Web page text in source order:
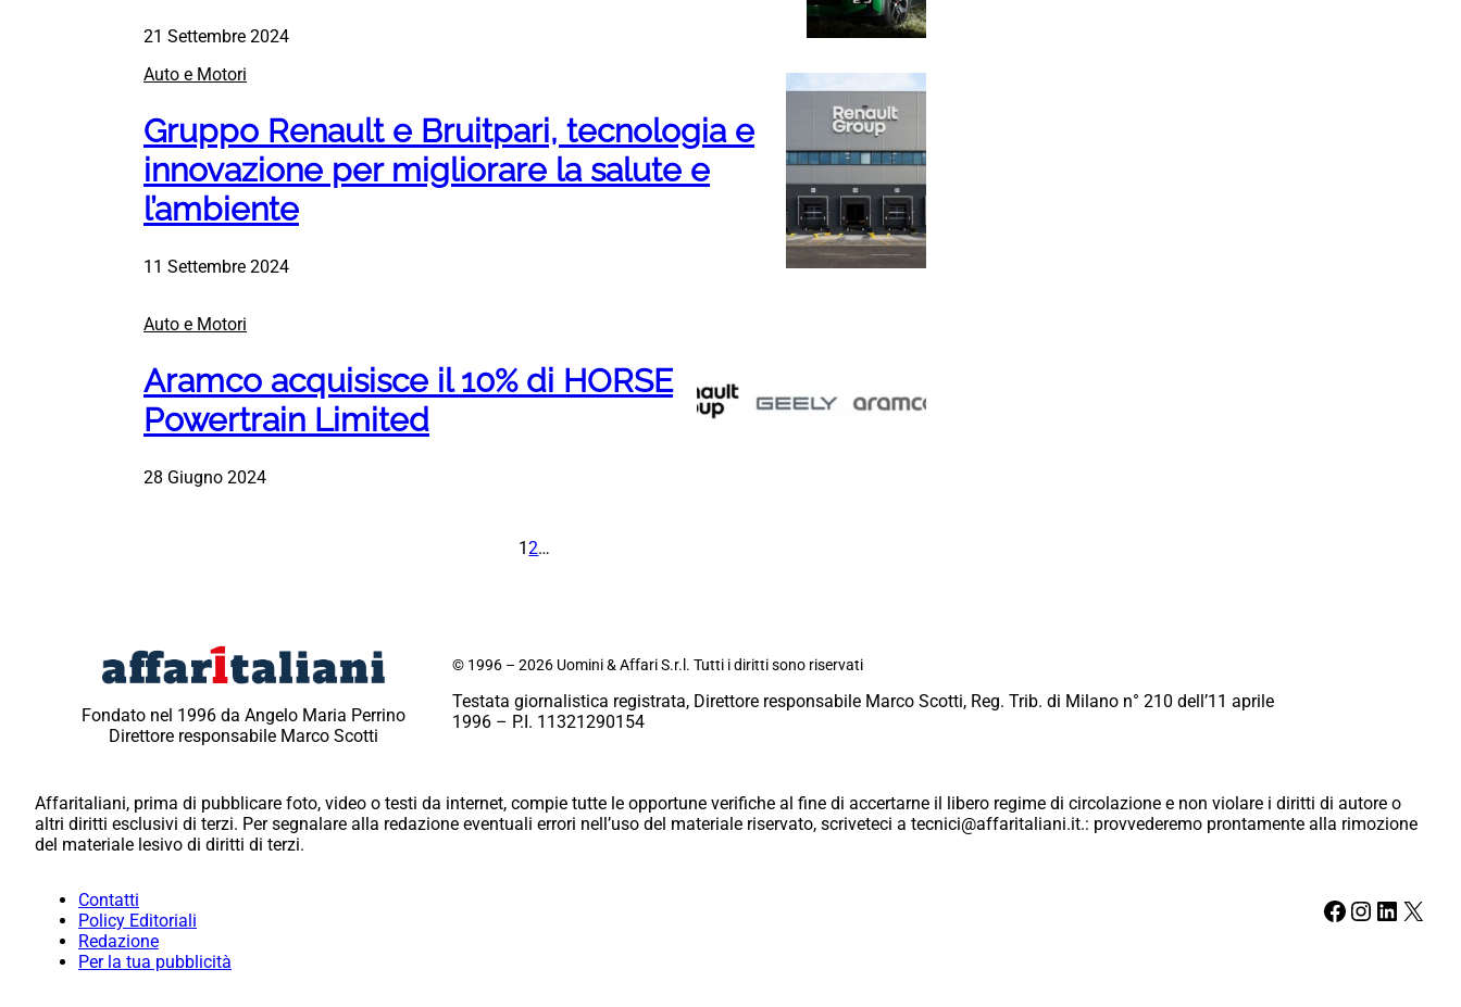
21 Settembre 2024
Auto e Motori
Gruppo Renault e Bruitpari, tecnologia e
innovazione per migliorare la salute e
l’ambiente
11 Settembre 2024
Auto e Motori
Aramco acquisisce il 10% di HORSE
Powertrain Limited
28 Giugno 2024
12…
Fondato nel 1996 da Angelo Maria Perrino
Direttore responsabile Marco Scotti
© 1996 – 2026 Uomini & Affari S.r.l. Tutti i diritti sono riservati
Testata giornalistica registrata, Direttore responsabile Marco Scotti, Reg. Trib. di Milano n° 210 dell’11 aprile
1996 – P.I. 11321290154
Affaritaliani, prima di pubblicare foto, video o testi da internet, compie tutte le opportune verifiche al fine di accertarne il libero regime di circolazione e non violare i diritti di autore o
altri diritti esclusivi di terzi. Per segnalare alla redazione eventuali errori nell’uso del materiale riservato, scriveteci a tecnici@affaritaliani.it.: provvederemo prontamente alla rimozione
del materiale lesivo di diritti di terzi.
Contatti
Policy Editoriali
Redazione
Per la tua pubblicità
Facebook Instagram LinkedIn X